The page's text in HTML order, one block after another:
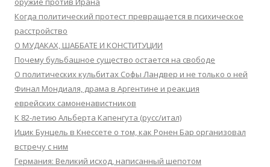
Когда политический протест превращается в психическое
расстройство
О МУДАКАХ, ШАББАТЕ И КОНСТИТУЦИИ
Почему бульбашное существо остается на свободе
О политических кульбитах Софы Ландвер и не только о ней
Финал Мондиаля, драма в Аргентине и реакция
еврейских самоненавистников
К 82-летию Альберта Капенгута (русс/итал)
Ицик Бунцель в Кнессете о том, как Ронен Бар организовал
встречу с ним
Германия: Великий исход, написанный шепотом